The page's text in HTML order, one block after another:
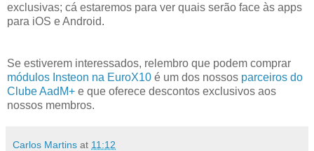
exclusivas; cá estaremos para ver quais serão face às apps
para iOS e Android.
Se estiverem interessados, relembro que podem comprar
módulos Insteon na EuroX10 é um dos nossos parceiros do
Clube AadM+ e que oferece descontos exclusivos aos
nossos membros.
Carlos Martins at 11:12